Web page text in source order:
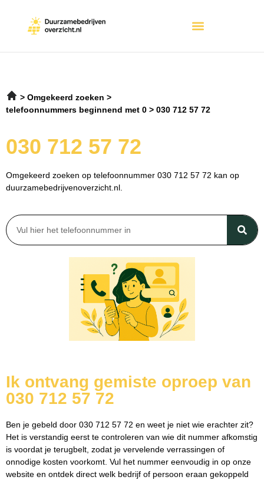
Omgekeerd zoeken
telefoonnummers beginnend met 0
030 712 57 72
030 712 57 72
Omgekeerd zoeken op telefoonnummer 030 712 57 72 kan op
duurzamebedrijvenoverzicht.nl.
Ik ontvang gemiste oproep van
030 712 57 72
Ben je gebeld door 030 712 57 72 en weet je niet wie erachter zit?
Het is verstandig eerst te controleren van wie dit nummer afkomstig
is voordat je terugbelt, zodat je vervelende verrassingen of
onnodige kosten voorkomt. Vul het nummer eenvoudig in op onze
website en ontdek direct welk bedrijf of persoon eraan gekoppeld